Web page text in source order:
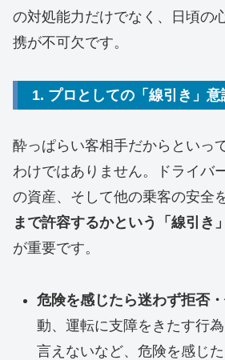
の対処能力だけでなく、日頃の
携が不可欠です。
1. プロとしての「線引き」意
酔っぱらい客相手だからといっ
わけではありません。ドライバ
の資産、そして他の乗客の安全
まで許容するかという「線引き
が重要です。
危険を感じたら迷わず拒否
動、運転に支障をきたす行
言えないなど、危険を感じ